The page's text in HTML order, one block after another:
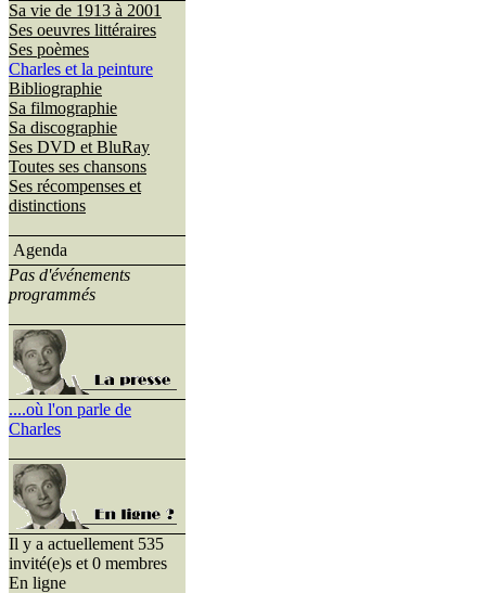
Sa vie de 1913 à 2001
Ses oeuvres littéraires
Ses poèmes
Charles et la peinture
Bibliographie
Sa filmographie
Sa discographie
Ses DVD et BluRay
Toutes ses chansons
Ses récompenses et
distinctions
Agenda
Pas d'événements
programmés
....où l'on parle de
Charles
Il y a actuellement 535
invité(e)s et 0 membres
En ligne